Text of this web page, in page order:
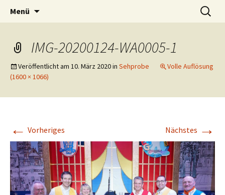
O-Ton Weisenau
Tanzband Mainz Live Musik Band
Unterhaltung Tanzmusik
Menü
Suchen
nach:
IMG-20200124-WA0005-1
Veröffentlicht am 10. März 2020in Sehprobe
Volle Auflösung
(1600 × 1066)
← Vorheriges Nächstes →